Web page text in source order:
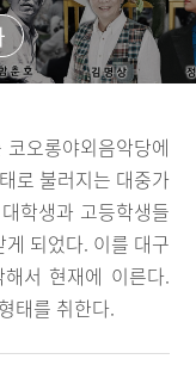
오롱야외음악당에
로 불러지는 대중가
학생과 고등학생들
되었다. 이를 대구
서 현재에 이른다.
태를 취한다.